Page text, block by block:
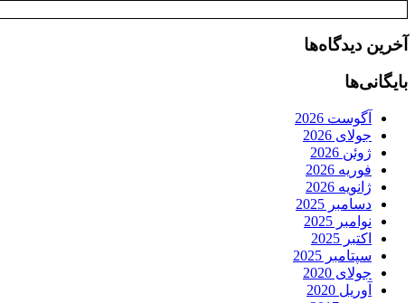
آخرین دیدگاه‌ها
بایگانی‌ها
آگوست 2026
جولای 2026
ژوئن 2026
فوریه 2026
ژانویه 2026
دسامبر 2025
نوامبر 2025
اکتبر 2025
سپتامبر 2025
جولای 2020
آوریل 2020